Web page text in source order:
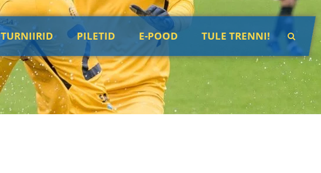
TURNIIRID PILETID E-POOD TULE TRENNI!